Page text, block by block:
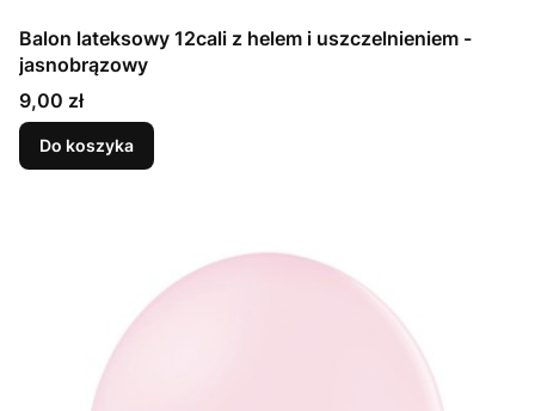
Balon lateksowy 12cali z helem i uszczelnieniem -
jasnobrązowy
Cena
9,00 zł
Do koszyka